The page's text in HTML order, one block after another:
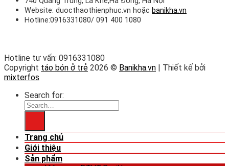
Website: duocthaothienphuc.vn hoặc banikha.vn
Hotline:0916331080/ 091 400 1080
Hotline tư vấn: 0916331080
Copyright táo bón ở trẻ 2026 © Banikha.vn | Thiết kế bởi
mixterfos
Search for:
Trang chủ
Giới thiệu
Sản phẩm